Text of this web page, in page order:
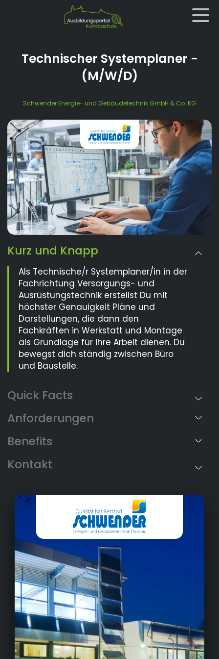
Technischer Systemplaner -
(M/W/D)
Schwender Energie- und Gebäudetechnik GmbH & Co. KG
Kurz und Knapp
Als Technische/r Systemplaner/in in der
Fachrichtung Versorgungs- und
Ausrüstungstechnik erstellst Du mit
höchster Genauigkeit Pläne und
Darstellungen, die dann den
Fachkräften in Werkstatt und Montage
als Grundlage für ihre Arbeit dienen. Du
bewegst dich ständig zwischen Büro
und Baustelle.
Anforderungen
Benefits